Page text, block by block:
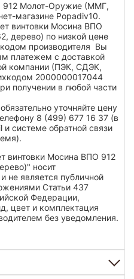
912 Молот-Оружие (ММГ,
магазине Popadiv10.
винтовки Мосина ВПО
дерево) по низкой цене
производителя Вы
платежем с доставкой
компании (ПЭК, СДЭК,
2000000017044
получении в любой части
уточняйте цену
8 (499) 677 16 37 (в
системе обратной связи
винтовки Мосина ВПО 912
носит
не является публичной
Статьи 437
Федерации,
цвет и комплектация
без уведомления.